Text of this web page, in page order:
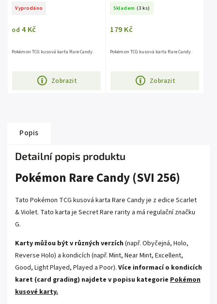
Vyprodáno
od 4 Kč
Zobrazit
Pokémon TCG kusová karta Rare Candy.
Skladem (3 ks)
179 Kč
Zobrazit
Pokémon TCG kusová karta Rare Candy.
Popis
Detailní popis produktu
Pokémon Rare Candy (SVI 256)
Tato Pokémon TCG kusová karta Rare Candy je z edice Scarlet
& Violet. Tato karta je Secret Rare rarity a má regulační značku
G.
Karty můžou být v různých verzích (např. Obyčejná, Holo,
Reverse Holo) a kondicích (např. Mint, Near Mint, Excellent,
Good, Light Played, Played a Poor). Více informací o kondicích
karet (card grading) najdete v popisu kategorie Pokémon
kusové karty.